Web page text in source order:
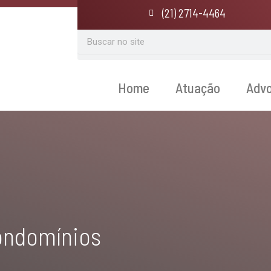
(21) 2714-4464
Home Atuação